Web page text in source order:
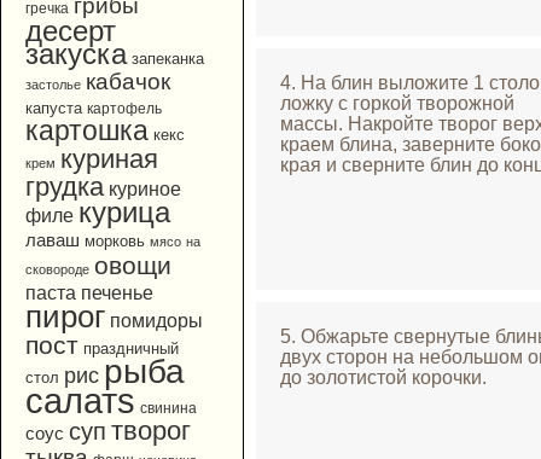
гречка грибы
десерт
закуска запеканка
застолье кабачок
капуста картофель
картошка кекс
крем куриная
грудка куриное
филе курица
лаваш морковь мясо на
сковороде овощи
паста печенье
пирог помидоры
пост праздничный
стол рис рыба
салатs свинина
соус суп творог
4. На блин выложите 1
ложку с горкой творожной
массы. Накройте творог
краем блина, заверните
края и сверните блин до
5. Обжарьте свернутые
двух сторон на небольшом
до золотистой корочки.